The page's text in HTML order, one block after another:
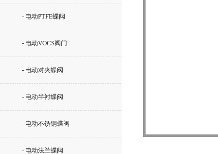
- 电动PTFE蝶阀
- 电动VOCS阀门
- 电动对夹蝶阀
- 电动半衬蝶阀
- 电动不锈钢蝶阀
- 电动法兰蝶阀